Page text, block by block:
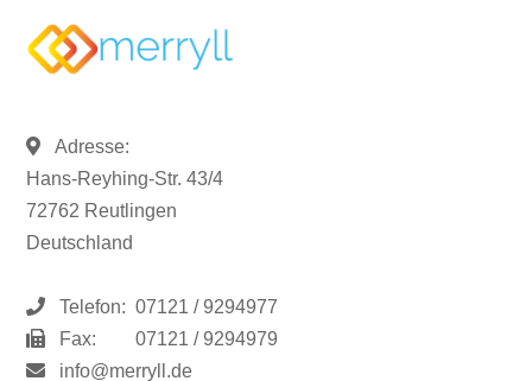
Adresse:
Hans-Reyhing-Str. 43/4
72762 Reutlingen
Deutschland
Telefon: 07121 / 9294977
Fax:
07121 / 9294979
info@merryll.de